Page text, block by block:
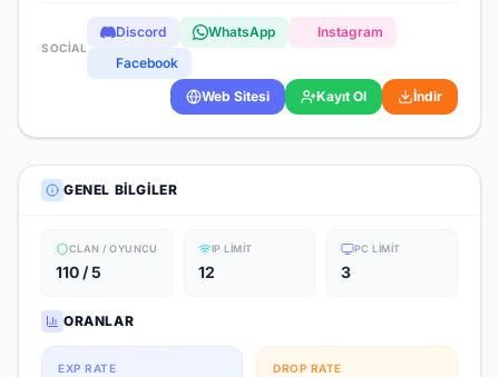
SOCIAL
Discord WhatsApp
Instagram
Facebook
Web Sitesi
Kayıt Ol İndir
GENEL BILGILER
CLAN / OYUNCU
110 / 5
IP LIMIT
12
PC LIMIT
3
ORANLAR
EXP RATE DROP RATE